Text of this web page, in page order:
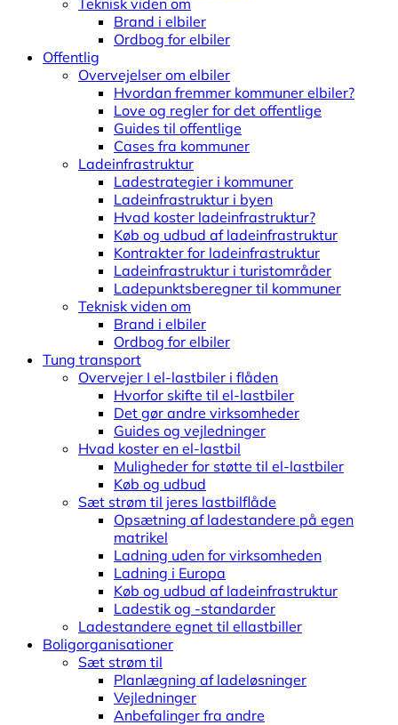
Teknisk viden om
Brand i elbiler
Ordbog for elbiler
Offentlig
Overvejelser om elbiler
Hvordan fremmer kommuner elbiler?
Love og regler for det offentlige
Guides til offentlige
Cases fra kommuner
Ladeinfrastruktur
Ladestrategier i kommuner
Ladeinfrastruktur i byen
Hvad koster ladeinfrastruktur?
Køb og udbud af ladeinfrastruktur
Kontrakter for ladeinfrastruktur
Ladeinfrastruktur i turistområder
Ladepunktsberegner til kommuner
Teknisk viden om
Brand i elbiler
Ordbog for elbiler
Tung transport
Overvejer I el-lastbiler i flåden
Hvorfor skifte til el-lastbiler
Det gør andre virksomheder
Guides og vejledninger
Hvad koster en el-lastbil
Muligheder for støtte til el-lastbiler
Køb og udbud
Sæt strøm til jeres lastbilflåde
Opsætning af ladestandere på egen
matrikel
Ladning uden for virksomheden
Ladning i Europa
Køb og udbud af ladeinfrastruktur
Ladestik og -standarder
Ladestandere egnet til ellastbiller
Boligorganisationer
Sæt strøm til
Planlægning af ladeløsninger
Vejledninger
Anbefalinger fra andre